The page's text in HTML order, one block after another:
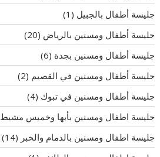
جليسة أطفال بالجبيل (1)
جليسة أطفال ومسنين بالرياض (20)
جليسة أطفال ومسنين بجدة (6)
جليسة أطفال ومسنين في القصيم (2)
جليسة أطفال ومسنين في تبوك (4)
جليسة اطفال ومسنين بأبها وخميس مشيط
جليسة اطفال ومسنين بالدمام والخبر (14)